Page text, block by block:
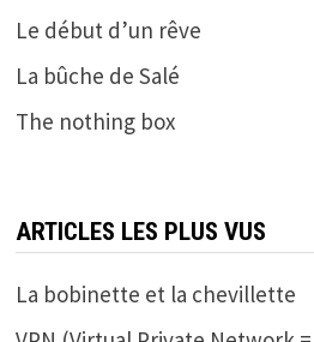
Le début d’un rêve
La bûche de Salé
The nothing box
ARTICLES LES PLUS VUS
La bobinette et la chevillette